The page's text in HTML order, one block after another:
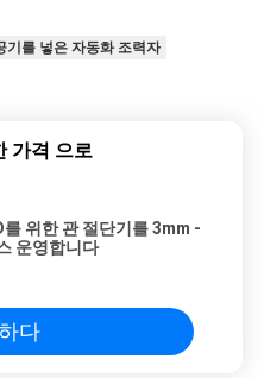
기를 넣은 자동화 조력자
가격 으로
를 위한 관 절단기를 3mm -
운영합니다
다